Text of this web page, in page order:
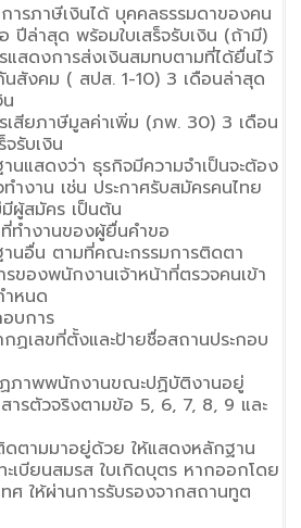
ารภาษีเงินได้ บุคคลธรรมดาของคน
ปีล่าสุด พร้อมใบเสร็จรับเงิน (ถ้ามี)
แสดงการส่งเงินสมทบตามที่ได้ยื่นไว้
นสังคม ( สปส. 1-10) 3 เดือนล่าสุด
เสียภาษีมูลค่าเพิ่ม (ภพ. 30) 3 เดือน
รับเงิน
นแสดงว่า ธุรกิจมีความจำเป็นจะต้อง
ำงาน เช่น ประกาศรับสมัครคนไทย
มีผู้สมัคร เป็นต้น
ทำงานของผู้ยื่นคำขอ
านอื่น ตามที่คณะกรรมการติดตา
ของพนักงานเจ้าหน้าที่ตรวจคนเข้า
หนด
บการ
ฏเลขที่ตั้งและป้ายชื่อสถานประกอบ
ฏภาพพนักงานขณะปฏิบัติงานอยู่
ารตัวจริงตามข้อ 5, 6, 7, 8, 9 และ
ตามมาอยู่ด้วย ให้แสดงหลักฐาน
เบียนสมรส ใบเกิดบุตร หากออกโดย
ทศ ให้ผ่านการรับรองจากสถานทูต